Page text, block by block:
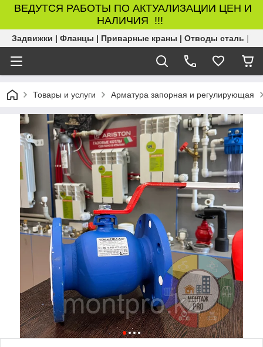
ВЕДУТСЯ РАБОТЫ ПО АКТУАЛИЗАЦИИ ЦЕН И
НАЛИЧИЯ !!!
Задвижки | Фланцы | Приварные краны | Отводы сталь |
Товары и услуги Арматура запорная и регулирующая